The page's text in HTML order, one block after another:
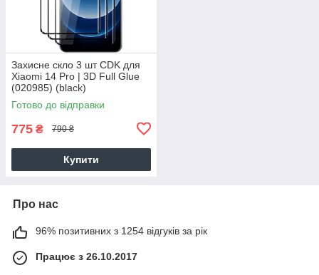
Захисне скло 3 шт CDK для
Xiaomi 14 Pro | 3D Full Glue
(020985) (black)
Готово до відправки
775 ₴ 790 ₴
Купити
Про нас
96% позитивних з 1254 відгуків за рік
Працює з 26.10.2017